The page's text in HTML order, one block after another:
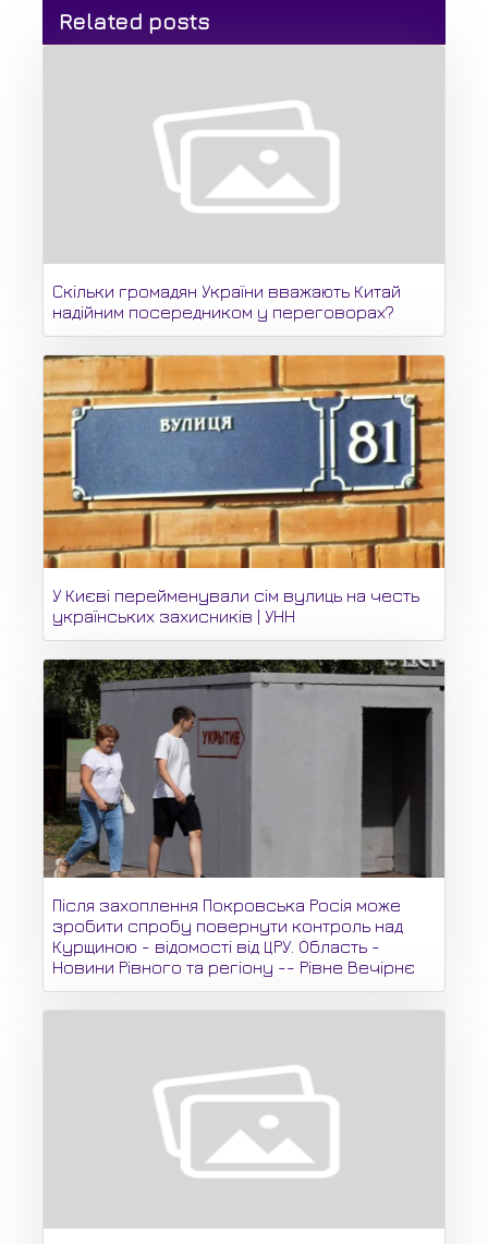
Related posts
Скільки громадян України вважають Китай
надійним посередником у переговорах?
У Києві перейменували сім вулиць на честь
українських захисників | УНН
Після захоплення Покровська Росія може
зробити спробу повернути контроль над
Курщиною - відомості від ЦРУ. Область -
Новини Рівного та регіону -- Рівне Вечірнє